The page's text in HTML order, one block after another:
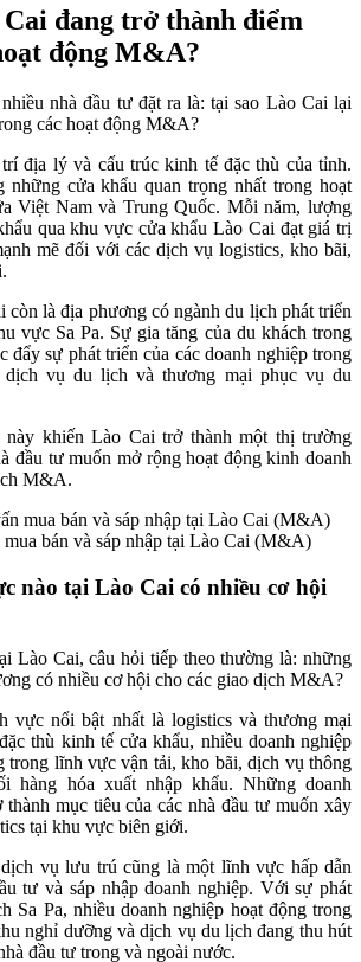
Cai đang trở thành điểm
động M&A?
nhà đầu tư đặt ra là: tại sao Lào Cai lại
các hoạt động M&A?
địa lý và cấu trúc kinh tế đặc thù của tỉnh.
cửa khẩu quan trọng nhất trong hoạt
Việt Nam và Trung Quốc. Mỗi năm, lượng
qua khu vực cửa khẩu Lào Cai đạt giá trị
mẽ đối với các dịch vụ logistics, kho bãi,
còn là địa phương có ngành du lịch phát triển
vực Sa Pa. Sự gia tăng của du khách trong
đẩy sự phát triển của các doanh nghiệp trong
dịch vụ du lịch và thương mại phục vụ du
khiến Lào Cai trở thành một thị trường
đầu tư muốn mở rộng hoạt động kinh doanh
M&A.
bán và sáp nhập tại Lào Cai (M&A)
nào tại Lào Cai có nhiều cơ hội
Lào Cai, câu hỏi tiếp theo thường là: những
có nhiều cơ hội cho các giao dịch M&A?
vực nổi bật nhất là logistics và thương mại
thù kinh tế cửa khẩu, nhiều doanh nghiệp
trong lĩnh vực vận tải, kho bãi, dịch vụ thông
hàng hóa xuất nhập khẩu. Những doanh
mục tiêu của các nhà đầu tư muốn xây
tại khu vực biên giới.
vụ lưu trú cũng là một lĩnh vực hấp dẫn
tư và sáp nhập doanh nghiệp. Với sự phát
Sa Pa, nhiều doanh nghiệp hoạt động trong
nghỉ dưỡng và dịch vụ du lịch đang thu hút
đầu tư trong và ngoài nước.